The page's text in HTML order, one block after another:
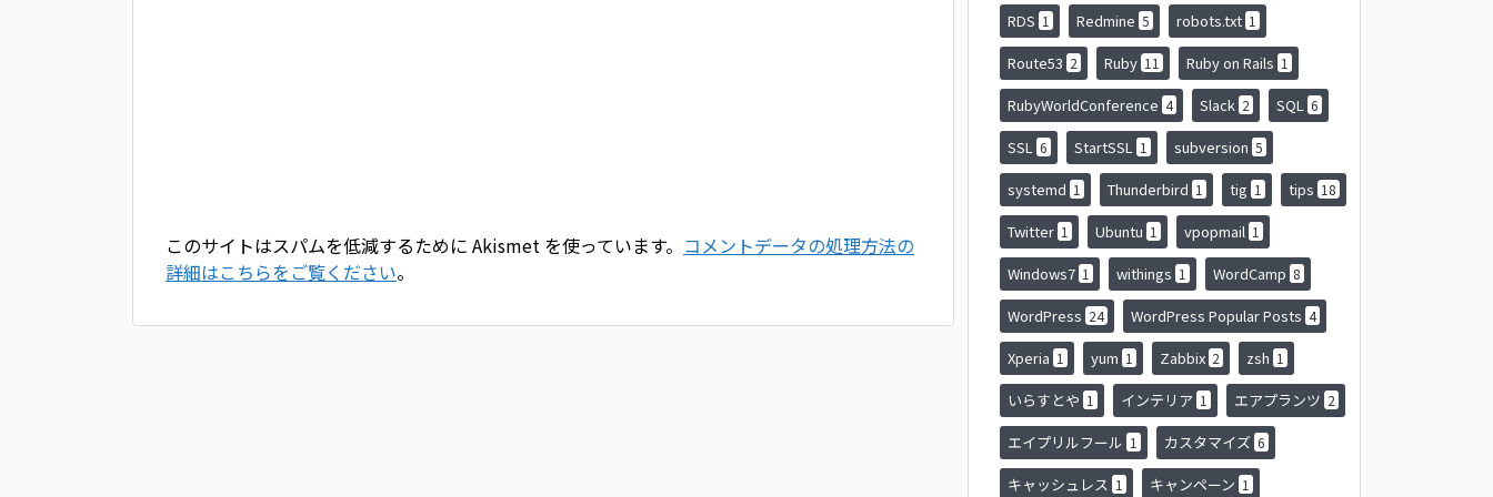
このサイトはスパムを低減するために Akismet を使っています。 コメントデータの処理方法の
詳細はこちらをご覧ください。
RDS 1 Redmine 5 robots.txt 1
Route53 2 Ruby 11 Ruby on Rails 1
RubyWorldConference 4 Slack 2 SQL 6
SSL 6 StartSSL 1 subversion 5
systemd 1 Thunderbird 1 tig 1 tips 18
Twitter 1 Ubuntu 1 vpopmail 1
Windows7 1 withings 1 WordCamp 8
WordPress 24 WordPress Popular Posts 4
Xperia 1 yum 1 Zabbix 2 zsh 1
いらすとや 1 インテリア 1 エアプランツ 2
エイプリルフール 1 カスタマイズ 6
キャッシュレス 1 キャンペーン 1